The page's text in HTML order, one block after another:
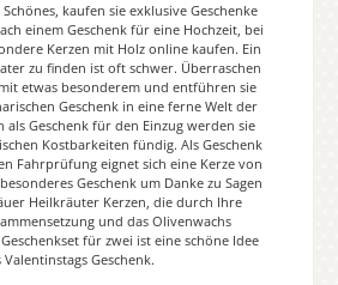
kaufen sie exklusive Geschenke
einem Geschenk für eine Hochzeit, bei
Kerzen mit Holz online kaufen. Ein
zu finden ist oft schwer. Überraschen
etwas besonderem und entführen sie
Geschenk in eine ferne Welt der
als Geschenk für den Einzug werden sie
Kostbarkeiten fündig. Als Geschenk
Fahrprüfung eignet sich eine Kerze von
Geschenk um Danke zu Sagen
Heilkräuter Kerzen, die durch Ihre
und das Olivenwachs
für zwei ist eine schöne Idee
Valentinstags Geschenk.